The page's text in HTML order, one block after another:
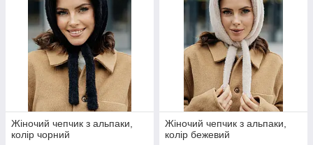
Жіночий чепчик з альпаки,
колір чорний
Жіночий чепчик з альпаки,
колір бежевий